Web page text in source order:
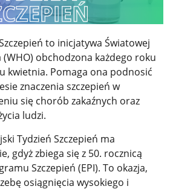
to inicjatywa Światowej
obchodzona każdego roku
kwietnia. Pomaga ona podnosić
znaczenia szczepień w
się chorób zakaźnych oraz
ludzi.
Tydzień Szczepień ma
gdyż zbiega się z 50. rocznicą
Szczepień (EPI). To okazja,
osiągnięcia wysokiego i